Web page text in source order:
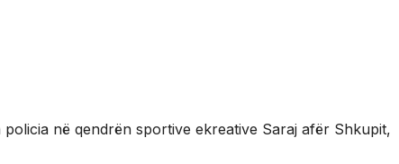
në qendrën sportive ekreative Saraj afër Shkupit,